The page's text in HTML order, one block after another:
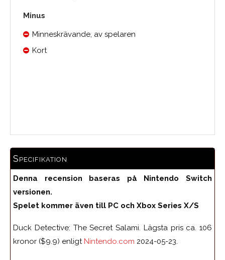
Minus
Minneskrävande, av spelaren
Kort
Specifikation
Denna recension baseras på Nintendo Switch
versionen.
Spelet kommer även till PC och Xbox Series X/S
Duck Detective: The Secret Salami. Lägsta pris ca. 106
kronor ($9.9) enligt Nintendo.com 2024-05-23.